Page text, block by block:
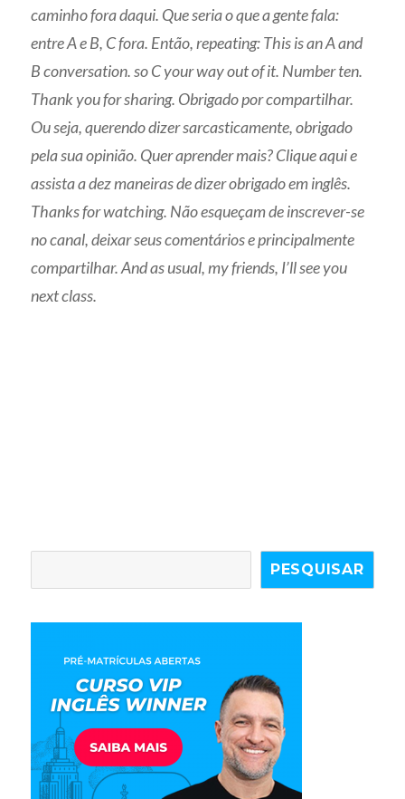
caminho fora daqui. Que seria o que a gente fala:
entre A e B, C fora. Então, repeating: This is an A and
B conversation. so C your way out of it. Number ten.
Thank you for sharing. Obrigado por compartilhar.
Ou seja, querendo dizer sarcasticamente, obrigado
pela sua opinião. Quer aprender mais? Clique aqui e
assista a dez maneiras de dizer obrigado em inglês.
Thanks for watching. Não esqueçam de inscrever-se
no canal, deixar seus comentários e principalmente
compartilhar. And as usual, my friends, I’ll see you
next class.
PESQUISAR